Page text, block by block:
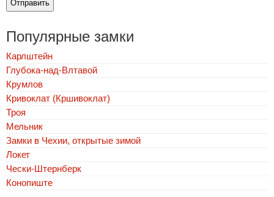
Популярные замки
Карлштейн
Глубока-над-Влтавой
Крумлов
Кривоклат (Кршивоклат)
Троя
Мельник
Замки в Чехии, открытые зимой
Локет
Чески-Штернберк
Конопиште